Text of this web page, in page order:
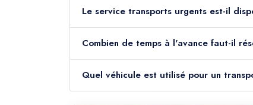
Le service transports urgents est-il
Combien de temps à l'avance faut-il
Quel véhicule est utilisé pour un